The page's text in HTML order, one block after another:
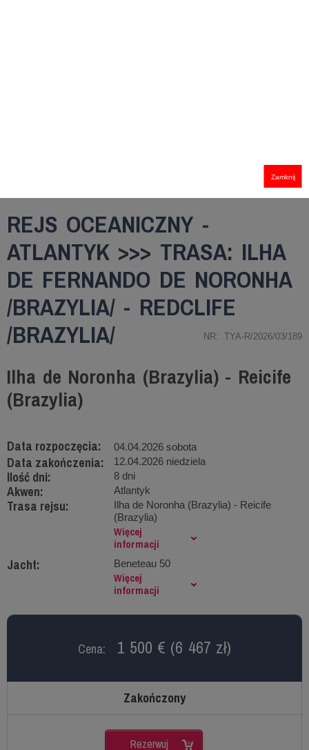
Zamknij
REJS OCEANICZNY -
ATLANTYK >>> TRASA: ILHA
DE FERNANDO DE NORONHA
/BRAZYLIA/ - REDCLIFE
/BRAZYLIA/
NR: TYA-R/2026/03/189
Ilha de Noronha (Brazylia) - Reicife
(Brazylia)
Data rozpoczęcia: 04.04.2026 sobota
Data zakończenia: 12.04.2026 niedziela
Ilość dni: 8 dni
Akwen: Atlantyk
Trasa rejsu:
Ilha de Noronha (Brazylia) - Reicife
(Brazylia)
Więcej
informacji
Jacht: Beneteau 50
Więcej
informacji
Cena: 1 500 € (6 467 zł)
Zakończony
Rezerwuj